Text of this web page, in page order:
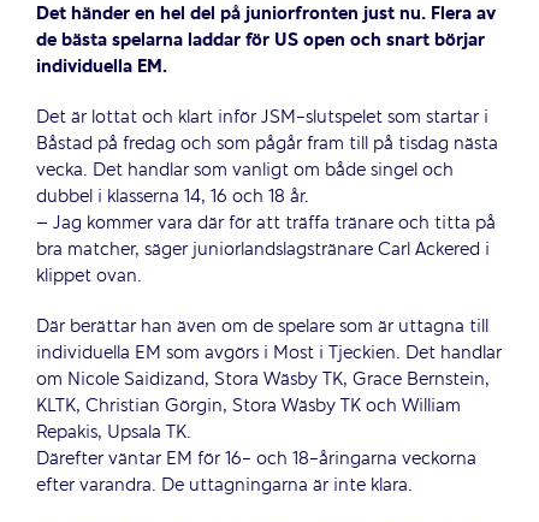
Det händer en hel del på juniorfronten just nu. Flera av
de bästa spelarna laddar för US open och snart börjar
individuella EM.
Det är lottat och klart inför JSM-slutspelet som startar i
Båstad på fredag och som pågår fram till på tisdag nästa
vecka. Det handlar som vanligt om både singel och
dubbel i klasserna 14, 16 och 18 år.
– Jag kommer vara där för att träffa tränare och titta på
bra matcher, säger juniorlandslagstränare Carl Ackered i
klippet ovan.
Där berättar han även om de spelare som är uttagna till
individuella EM som avgörs i Most i Tjeckien. Det handlar
om Nicole Saidizand, Stora Wäsby TK, Grace Bernstein,
KLTK, Christian Görgin, Stora Wäsby TK och William
Repakis, Upsala TK.
Därefter väntar EM för 16- och 18-åringarna veckorna
efter varandra. De uttagningarna är inte klara.